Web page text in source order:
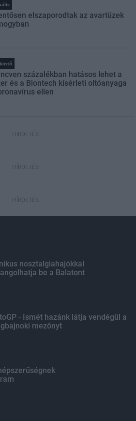
elszaporodtak az avartüzek
százalékban hatásos lehet a
és a Biontech kísérleti oltóanyaga
ellen
HIRDETÉS
HÍRDETÉS
HÍRDETÉS
nosztalgiahajókkal
be a Balatont
- Ismét hazánk látja vendégül a
mezőnyt